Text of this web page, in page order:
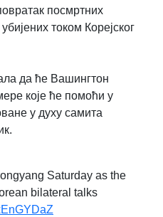
посмртних
током Корејског
да ће Вашингтон
које ће помоћи у
у духу самита
Saturday as the
bilateral talks